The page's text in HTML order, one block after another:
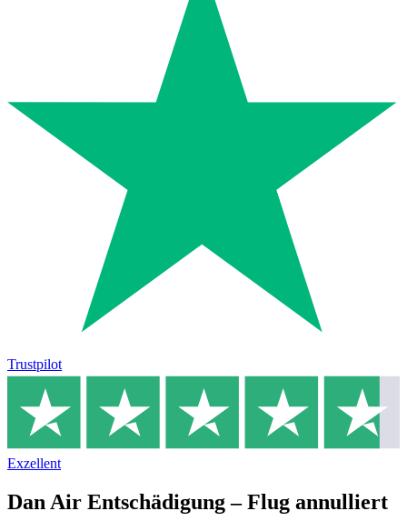
Trustpilot
Exzellent
Dan Air Entschädigung – Flug annulliert